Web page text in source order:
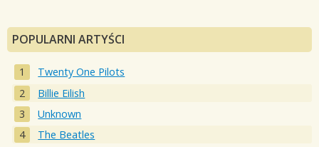
POPULARNI ARTYŚCI
Twenty One Pilots
Billie Eilish
Unknown
The Beatles